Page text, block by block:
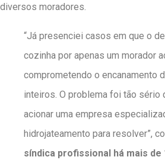
diversos moradores.
“Já presenciei casos em que o
cozinha por apenas um morador
comprometendo o encanamento
inteiros. O problema foi tão sério
acionar uma empresa
hidrojateamento para resolver”,
síndica profissional há mais de